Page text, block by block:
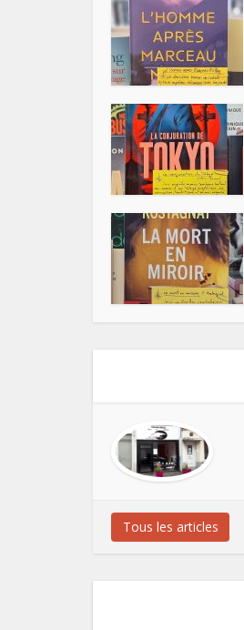
Tous les articles